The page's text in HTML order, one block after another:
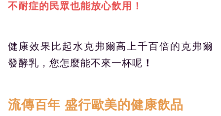
不耐症的民眾也能放心飲用！
健康效果比起水克弗爾高上千百倍的克弗爾
發酵乳，您怎麼能不來一杯呢 ！
流傳百年 盛行歐美的健康飲品